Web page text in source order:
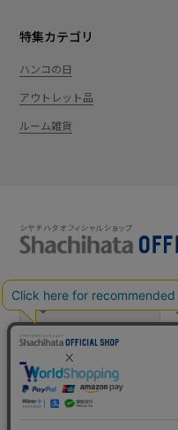
特集カテゴリ
ハンコの日
アウトレット品
ルーム雑貨
新規会員登録
ショッピングガイド
特定商取引法に基
づく表記
プライバシーポ
リシー